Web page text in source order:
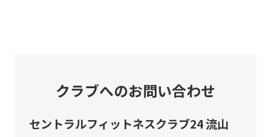
クラブへのお問い合わせ
セントラルフィットネスクラブ24 流山